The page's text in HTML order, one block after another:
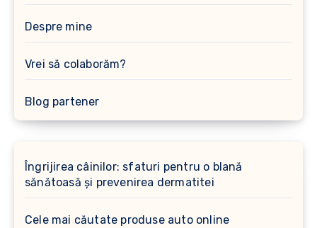
Despre mine
Vrei să colaborăm?
Blog partener
Îngrijirea câinilor: sfaturi pentru o blană
sănătoasă și prevenirea dermatitei
Cele mai căutate produse auto online